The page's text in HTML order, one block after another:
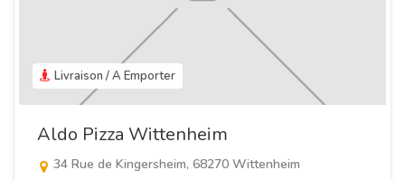
Livraison / A Emporter
Aldo Pizza Wittenheim
34 Rue de Kingersheim, 68270 Wittenheim